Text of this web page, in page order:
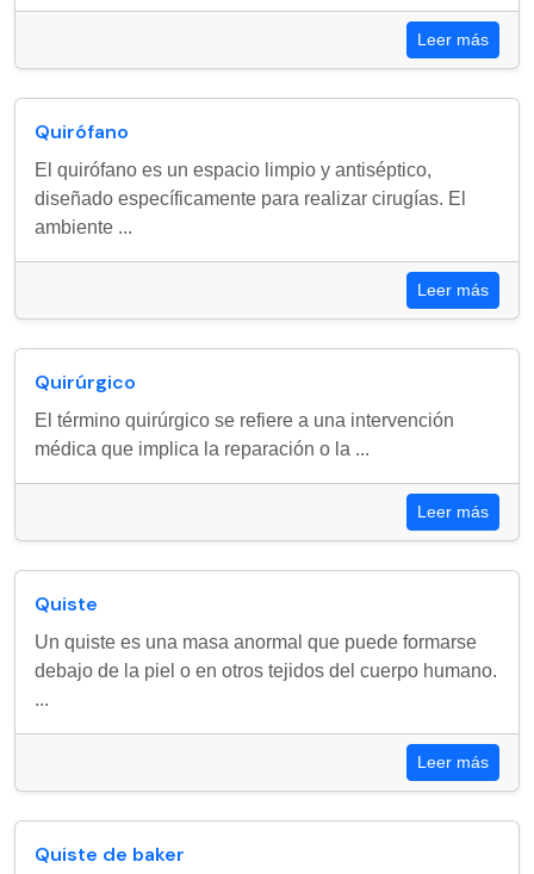
Leer más
Quirófano
El quirófano es un espacio limpio y antiséptico,
diseñado específicamente para realizar cirugías. El
ambiente ...
Leer más
Quirúrgico
El término quirúrgico se refiere a una intervención
médica que implica la reparación o la ...
Leer más
Quiste
Un quiste es una masa anormal que puede formarse
debajo de la piel o en otros tejidos del cuerpo humano.
...
Leer más
Quiste de baker